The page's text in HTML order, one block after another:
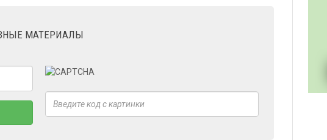
МАТЕРИАЛЫ